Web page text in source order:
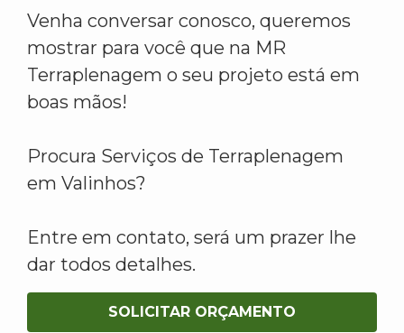
Venha conversar conosco, queremos
mostrar para você que na MR
Terraplenagem o seu projeto está em
boas mãos!
Procura Serviços de Terraplenagem
em Valinhos?
Entre em contato, será um prazer lhe
dar todos detalhes.
SOLICITAR ORÇAMENTO